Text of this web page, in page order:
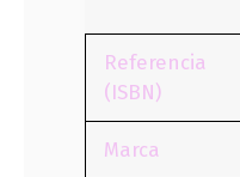
Referencia
(ISBN)
Marca